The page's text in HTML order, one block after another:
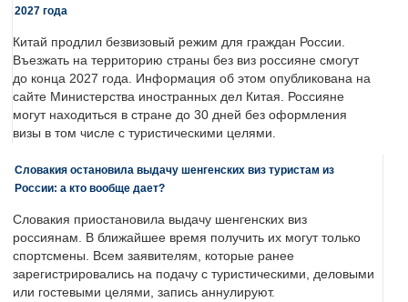
2027 года
Китай продлил безвизовый режим для граждан России.
Въезжать на территорию страны без виз россияне смогут
до конца 2027 года. Информация об этом опубликована на
сайте Министерства иностранных дел Китая. Россияне
могут находиться в стране до 30 дней без оформления
визы в том числе с туристическими целями.
Словакия остановила выдачу шенгенских виз туристам из
России: а кто вообще дает?
Словакия приостановила выдачу шенгенских виз
россиянам. В ближайшее время получить их могут только
спортсмены. Всем заявителям, которые ранее
зарегистрировались на подачу с туристическими, деловыми
или гостевыми целями, запись аннулируют.